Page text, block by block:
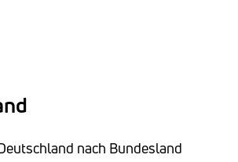
nach Bundesland